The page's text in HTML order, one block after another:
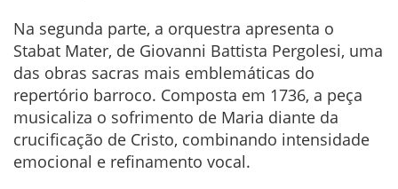
Na segunda parte, a orquestra apresenta o
Stabat Mater, de Giovanni Battista Pergolesi, uma
das obras sacras mais emblemáticas do
repertório barroco. Composta em 1736, a peça
musicaliza o sofrimento de Maria diante da
crucificação de Cristo, combinando intensidade
emocional e refinamento vocal.